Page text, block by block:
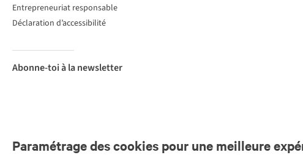
Paramétrage des cookies pour une meilleure
Entrepreneuriat responsable
Déclaration d’accessibilité
Abonne-toi à la newsletter